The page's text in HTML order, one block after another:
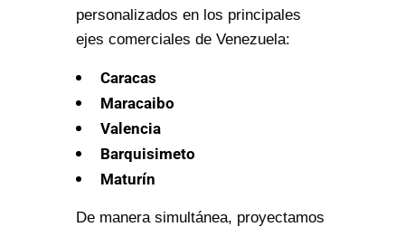
personalizados en los principales
ejes comerciales de Venezuela:
Caracas
Maracaibo
Valencia
Barquisimeto
Maturín
De manera simultánea, proyectamos